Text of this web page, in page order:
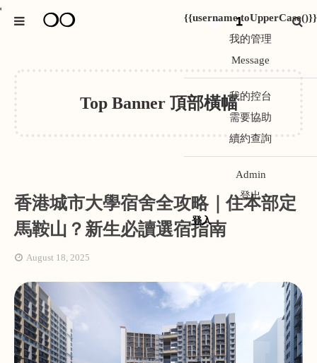
❍❍
{{username.toUpperCase()}}
我的管理
Message
我的控台
需要協助
續約查詢
Admin
登出
登入
1
Top Banner 頂部橫幅
香港城市大學宿舍全攻略｜住本部定
馬鞍山？新生必讀選宿指南
August 18, 2025